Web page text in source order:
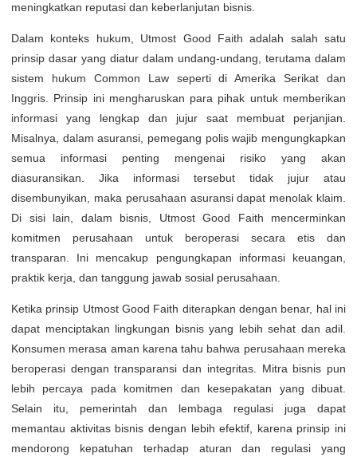
meningkatkan reputasi dan keberlanjutan bisnis.
Dalam konteks hukum, Utmost Good Faith adalah salah satu
prinsip dasar yang diatur dalam undang-undang, terutama dalam
sistem hukum Common Law seperti di Amerika Serikat dan
Inggris. Prinsip ini mengharuskan para pihak untuk memberikan
informasi yang lengkap dan jujur saat membuat perjanjian.
Misalnya, dalam asuransi, pemegang polis wajib mengungkapkan
semua informasi penting mengenai risiko yang akan
diasuransikan. Jika informasi tersebut tidak jujur atau
disembunyikan, maka perusahaan asuransi dapat menolak klaim.
Di sisi lain, dalam bisnis, Utmost Good Faith mencerminkan
komitmen perusahaan untuk beroperasi secara etis dan
transparan. Ini mencakup pengungkapan informasi keuangan,
praktik kerja, dan tanggung jawab sosial perusahaan.
Ketika prinsip Utmost Good Faith diterapkan dengan benar, hal ini
dapat menciptakan lingkungan bisnis yang lebih sehat dan adil.
Konsumen merasa aman karena tahu bahwa perusahaan mereka
beroperasi dengan transparansi dan integritas. Mitra bisnis pun
lebih percaya pada komitmen dan kesepakatan yang dibuat.
Selain itu, pemerintah dan lembaga regulasi juga dapat
memantau aktivitas bisnis dengan lebih efektif, karena prinsip ini
mendorong kepatuhan terhadap aturan dan regulasi yang